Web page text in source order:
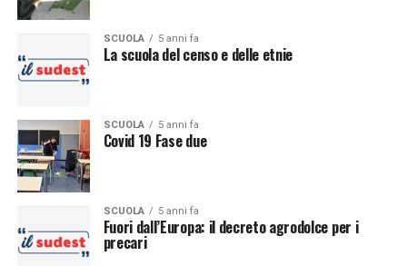
SCUOLA 5 anni fa
La scuola del censo e delle etnie
SCUOLA 5 anni fa
Covid 19 Fase due
SCUOLA 5 anni fa
Fuori dall’Europa: il decreto agrodolce per i
precari